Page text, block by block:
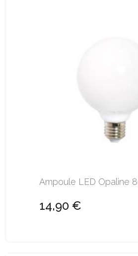
Ampoule LED Opaline
14,90 €